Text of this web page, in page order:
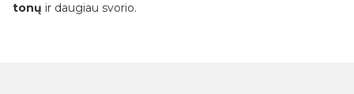
tonų ir daugiau svorio.